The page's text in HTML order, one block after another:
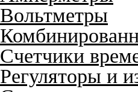
Вольтметры
Счетчики
Регуляторы и